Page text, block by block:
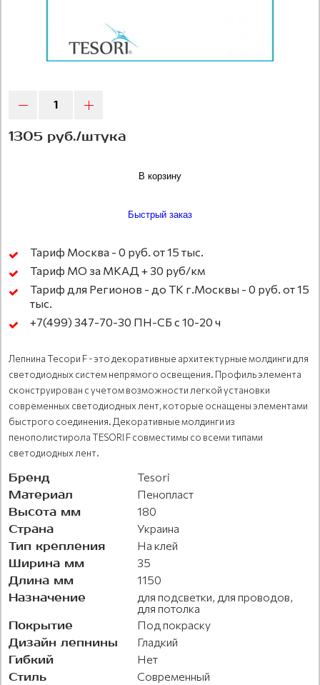
1305 руб./штука
В корзину
Быстрый заказ
Тариф Москва - 0 руб. от 15 тыс.
Тариф МО за МКАД + 30 руб/км
Тариф для Регионов - до ТК г.Москвы - 0 руб. от 15
тыс.
+7(499) 347-70-30 ПН-СБ с 10-20 ч
Лепнина Тесори F - это декоративные архитектурные молдинги для
светодиодных систем непрямого освещения. Профиль элемента
сконструирован с учетом возможности легкой установки
современных светодиодных лент, которые оснащены элементами
быстрого соединения. Декоративные молдинги из
пенополистирола TESORI F совместимы со всеми типами
светодиодных лент.
Бренд Tesori
Материал Пенопласт
Высота мм 180
Страна Украина
Тип крепления На клей
Ширина мм 35
Длина мм 1150
Назначение
для подсветки, для проводов,
для потолка
Покрытие Под покраску
Дизайн лепнины Гладкий
Гибкий Нет
Стиль Современный